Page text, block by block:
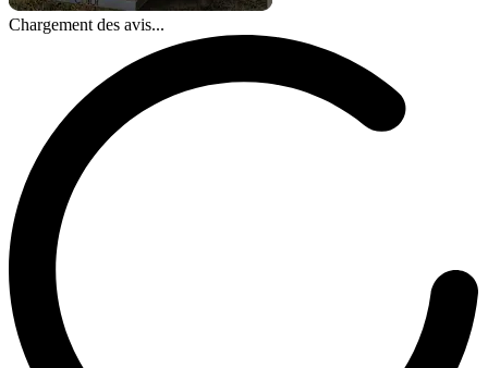
Chargement des avis...